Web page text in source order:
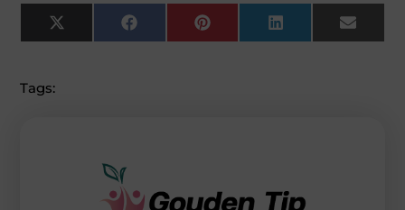
X
(
F
A
P
I
L
I
E
M
Tags: